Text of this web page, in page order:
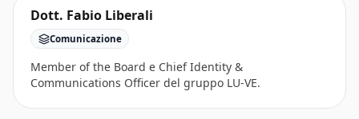
Dott. Fabio Liberali
Comunicazione
Member of the Board e Chief Identity &
Communications Officer del gruppo LU-VE.